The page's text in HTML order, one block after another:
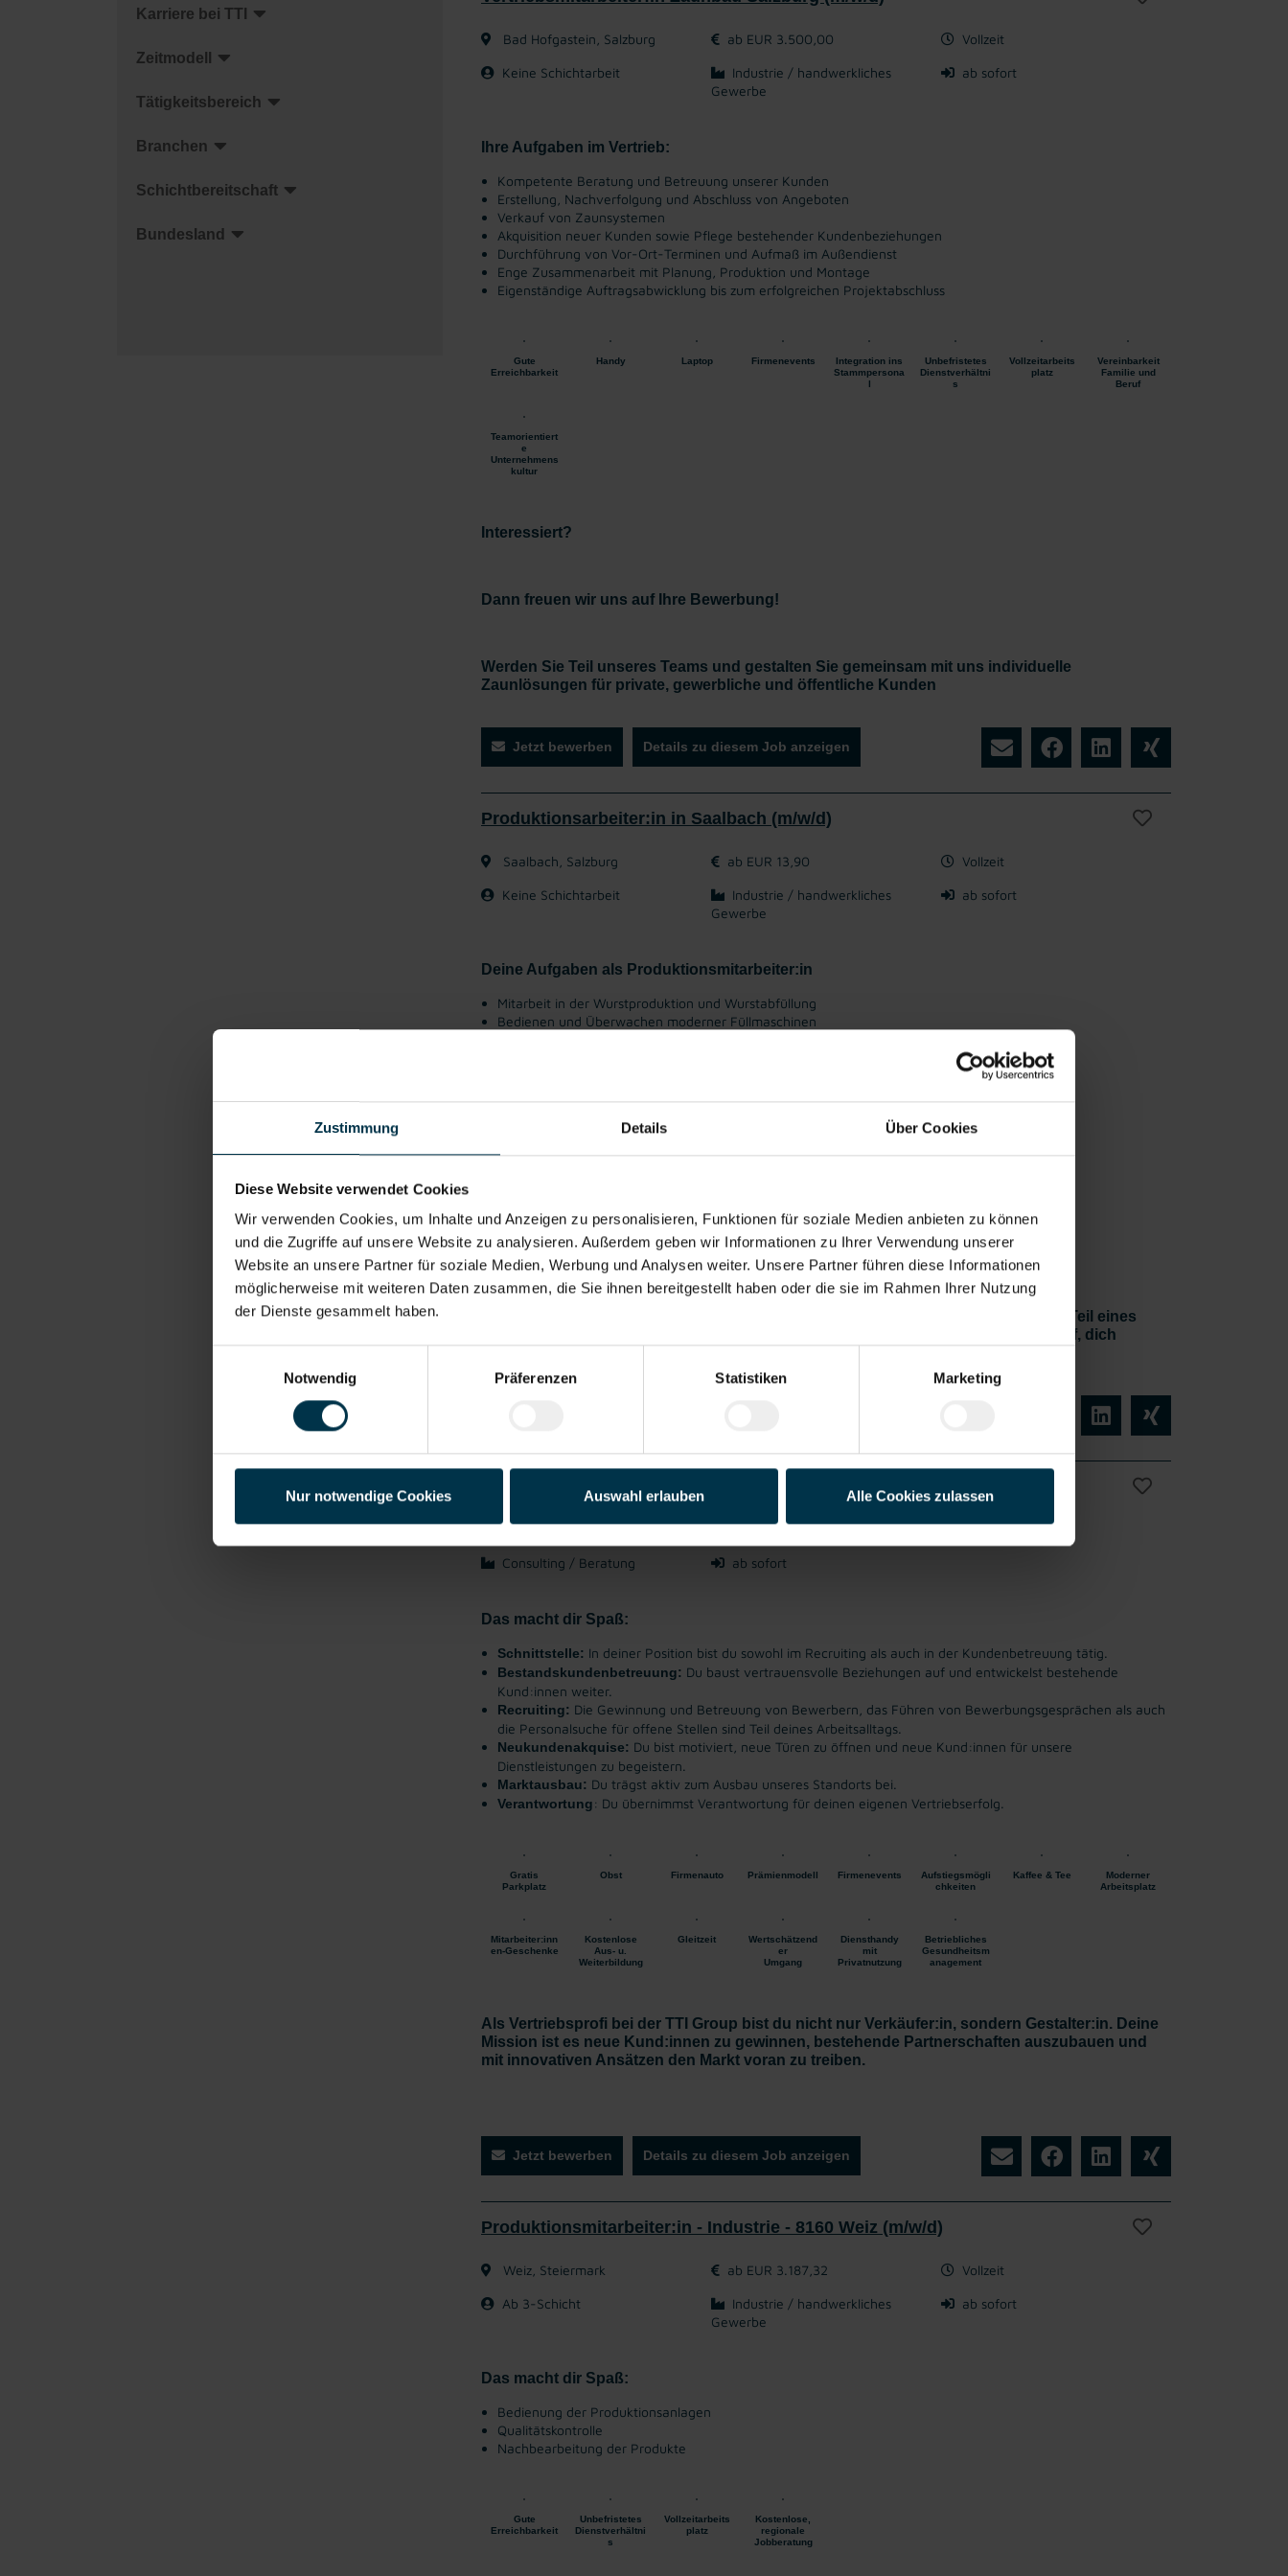
Zustimmung Details Über Cookies
Diese Website verwendet Cookies
Wir verwenden Cookies, um Inhalte und Anzeigen zu personalisieren, Funktionen für soziale Medien anbieten zu können
und die Zugriffe auf unsere Website zu analysieren. Außerdem geben wir Informationen zu Ihrer Verwendung unserer
Website an unsere Partner für soziale Medien, Werbung und Analysen weiter. Unsere Partner führen diese Informationen
möglicherweise mit weiteren Daten zusammen, die Sie ihnen bereitgestellt haben oder die sie im Rahmen Ihrer Nutzung
der Dienste gesammelt haben.
Notwendig
Präferenzen Statistiken Marketing
Nur notwendige Cookies Auswahl erlauben Alle Cookies zulassen
Karriere bei TTI
Zeitmodell
Tätigkeitsbereich
Branchen
Schichtbereitschaft
Bundesland
Bad Hofgastein, Salzburg ab EUR 3.500,00 Vollzeit
Keine Schichtarbeit
Industrie / handwerkliches
Gewerbe
ab sofort
Ihre Aufgaben im Vertrieb:
Kompetente Beratung und Betreuung unserer Kunden
Erstellung, Nachverfolgung und Abschluss von Angeboten
Verkauf von Zaunsystemen
Akquisition neuer Kunden sowie Pflege bestehender Kundenbeziehungen
Durchführung von Vor-Ort-Terminen und Aufmaß im Außendienst
Enge Zusammenarbeit mit Planung, Produktion und Montage
Eigenständige Auftragsabwicklung bis zum erfolgreichen Projektabschluss
Gute
Erreichbarkeit
Handy Laptop Firmenevents
Integration ins
Stammpersona
l
Unbefristetes
Dienstverhältni
s
Vollzeitarbeits
platz
Vereinbarkeit
Familie und
Beruf
Teamorientiert
e
Unternehmens
kultur
Interessiert?
Dann freuen wir uns auf Ihre Bewerbung!
Werden Sie Teil unseres Teams und gestalten Sie gemeinsam mit uns individuelle
Zaunlösungen für private, gewerbliche und öffentliche Kunden
Jetzt bewerben Details zu diesem Job anzeigen
Produktionsarbeiter:in in Saalbach (m/w/d)
Saalbach, Salzburg ab EUR 13,90 Vollzeit
Keine Schichtarbeit
Industrie / handwerkliches
Gewerbe
ab sofort
Deine Aufgaben als Produktionsmitarbeiter:in
Mitarbeit in der Wurstproduktion und Wurstabfüllung
Bedienen und Überwachen moderner Füllmaschinen
Durchführung von Reinigungsarbeiten unter Einhaltung der Hygiene- und Qualitätsstandards
Bereit für deinen nächsten Karriereschritt?
Dann bewirb dich jetzt als Produktionsmitarbeiter:in Wurstproduktion und werde Teil eines
engagierten Teams in einem modernen Lebensmittelbetrieb. Wir freuen uns darauf, dich
Kunden- und Personalberater (m/w/d)
Spielberg, Steiermark ab EUR 35.400,00 Vollzeit
Consulting / Beratung ab sofort
Das macht dir Spaß:
Schnittstelle: In deiner Position bist du sowohl im Recruiting als auch in der Kundenbetreuung tätig.
Bestandskundenbetreuung: Du baust vertrauensvolle Beziehungen auf und entwickelst bestehende
Kund:innen weiter.
Recruiting: Die Gewinnung und Betreuung von Bewerbern, das Führen von Bewerbungsgesprächen als auch
die Personalsuche für offene Stellen sind Teil deines Arbeitsalltags.
Neukundenakquise: Du bist motiviert, neue Türen zu öffnen und neue Kund:innen für unsere
Dienstleistungen zu begeistern.
Marktausbau: Du trägst aktiv zum Ausbau unseres Standorts bei.
Verantwortung: Du übernimmst Verantwortung für deinen eigenen Vertriebserfolg.
Gratis
Parkplatz
Obst Firmenauto Prämienmodell Firmenevents
Aufstiegsmögli
chkeiten
Kaffee & Tee
Moderner
Arbeitsplatz
Mitarbeiter:inn
en-Geschenke
Kostenlose
Aus- u.
Weiterbildung
Gleitzeit
Wertschätzend
er
Umgang
Diensthandy
mit
Privatnutzung
Betriebliches
Gesundheitsm
anagement
Als Vertriebsprofi bei der TTI Group bist du nicht nur Verkäufer:in, sondern Gestalter:in. Deine
Mission ist es neue Kund:innen zu gewinnen, bestehende Partnerschaften auszubauen und
mit innovativen Ansätzen den Markt voran zu treiben.
Jetzt bewerben Details zu diesem Job anzeigen
Produktionsmitarbeiter:in - Industrie - 8160 Weiz (m/w/d)
Weiz, Steiermark ab EUR 3.187,32 Vollzeit
Ab 3-Schicht
Industrie / handwerkliches
Gewerbe
ab sofort
Das macht dir Spaß:
Bedienung der Produktionsanlagen
Qualitätskontrolle
Nachbearbeitung der Produkte
Gute
Erreichbarkeit
Unbefristetes
Dienstverhältni
s
Vollzeitarbeits
platz
Kostenlose,
regionale
Jobberatung